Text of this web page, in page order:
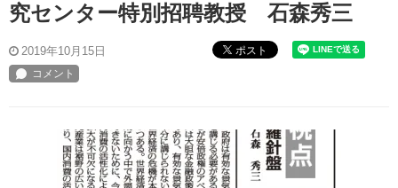
究センター特別招聘教授 石森秀三
2019年10月15日 ポスト